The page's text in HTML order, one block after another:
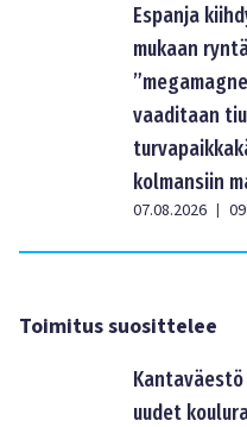
Espanja
mukaan
vaaditaan
kolmansiin
07.08.2026 |
Toimitus suosittelee
uudet